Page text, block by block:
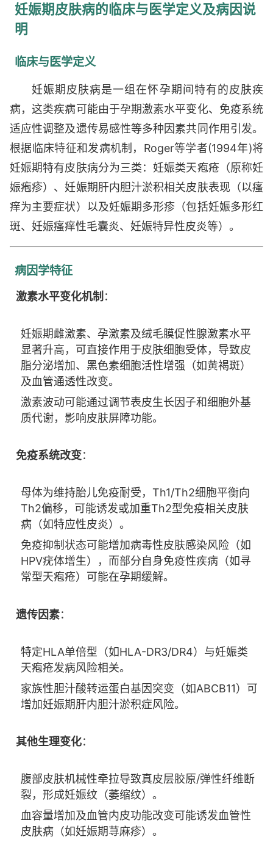
妊娠期皮肤病的临床与医学定义及病因说
明
临床与医学定义
妊娠期皮肤病是一组在怀孕期间特有的皮肤疾
病，这类疾病可能由于孕期激素水平变化、免疫系统
适应性调整及遗传易感性等多种因素共同作用引发。
根据临床特征和发病机制，Roger等学者(1994年)将
妊娠期特有皮肤病分为三类：妊娠类天疱疮（原称妊
娠疱疹）、妊娠期肝内胆汁淤积相关皮肤表现（以瘙
痒为主要症状）以及妊娠期多形疹（包括妊娠多形红
斑、妊娠瘙痒性毛囊炎、妊娠特异性皮炎等）。
病因学特征
激素水平变化机制 ：
妊娠期雌激素、孕激素及绒毛膜促性腺激素水平
显著升高，可直接作用于皮肤细胞受体，导致皮
脂分泌增加、黑色素细胞活性增强（如黄褐斑）
及血管通透性改变。
激素波动可能通过调节表皮生长因子和细胞外基
质代谢，影响皮肤屏障功能。
免疫系统改变：
母体为维持胎儿免疫耐受，Th1/Th2细胞平衡向
Th2偏移，可能诱发或加重Th2型免疫相关皮肤
病（如特应性皮炎）。
免疫抑制状态可能增加病毒性皮肤感染风险（如
HPV疣体增生），而部分自身免疫性疾病（如寻
常型天疱疮）可能在孕期缓解。
遗传因素：
特定HLA单倍型（如HLA-DR3/DR4）与妊娠类
天疱疮发病风险相关。
家族性胆汁酸转运蛋白基因突变（如ABCB11）可
增加妊娠期肝内胆汁淤积症风险。
其他生理变化：
腹部皮肤机械性牵拉导致真皮层胶原/弹性纤维断
裂，形成妊娠纹（萎缩纹）。
血容量增加及血管内皮功能改变可能诱发血管性
皮肤病（如妊娠期荨麻疹）。